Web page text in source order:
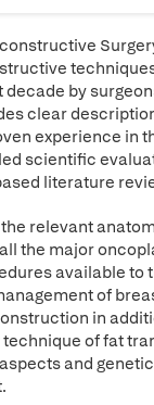
by
clear
experience in
scientific
literature
relevant
the major
available to
of
in
of fat
and